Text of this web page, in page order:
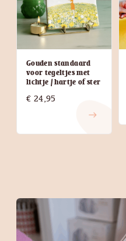
Gouden standaard
voor tegeltjes met
lichtje / hartje of ster
€ 24,95
east